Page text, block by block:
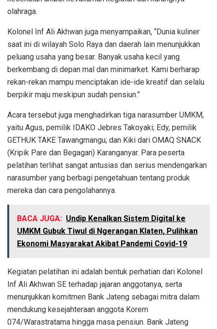
olahraga.
Kolonel Inf Ali Akhwan juga menyampaikan, “Dunia kuliner
saat ini di wilayah Solo Raya dan daerah lain menunjukkan
peluang usaha yang besar. Banyak usaha kecil yang
berkembang di depan mal dan minimarket. Kami berharap
rekan-rekan mampu menciptakan ide-ide kreatif dan selalu
berpikir maju meskipun sudah pensiun.”
Acara tersebut juga menghadirkan tiga narasumber UMKM,
yaitu Agus, pemilik IDAKO Jebres Takoyaki; Edy, pemilik
GETHUK TAKE Tawangmangu; dan Kiki dari OMAQ SNACK
(Kripik Pare dan Begagan) Karanganyar. Para peserta
pelatihan terlihat sangat antusias dan serius mendengarkan
narasumber yang berbagi pengetahuan tentang produk
mereka dan cara pengolahannya.
BACA JUGA: Undip Kenalkan Sistem Digital ke
UMKM Gubuk Tiwul di Ngerangan Klaten, Pulihkan
Ekonomi Masyarakat Akibat Pandemi Covid-19
Kegiatan pelatihan ini adalah bentuk perhatian dari Kolonel
Inf Ali Akhwan SE terhadap jajaran anggotanya, serta
menunjukkan komitmen Bank Jateng sebagai mitra dalam
mendukung kesejahteraan anggota Korem
074/Warastratama hingga masa pensiun. Bank Jateng